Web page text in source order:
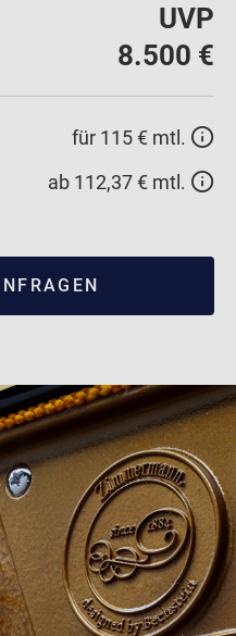
UVP
8.500 €
für 115 € mtl.
ab 112,37 € mtl.